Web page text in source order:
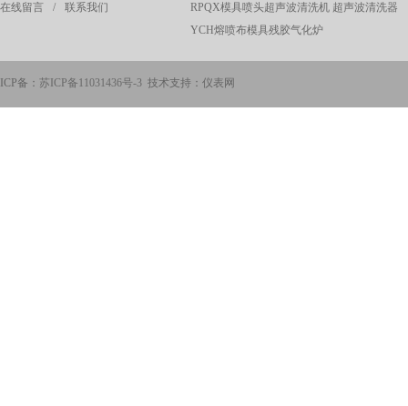
在线留言
/ 联系我们
RPQX模具喷头超声波清洗机 超声波清洗器
YCH熔喷布模具残胶气化炉
ICP备： 苏ICP备11031436号-3 技术支持：仪表网